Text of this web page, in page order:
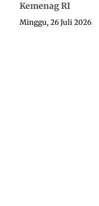
Kemenag RI
Minggu, 26 Juli 2026